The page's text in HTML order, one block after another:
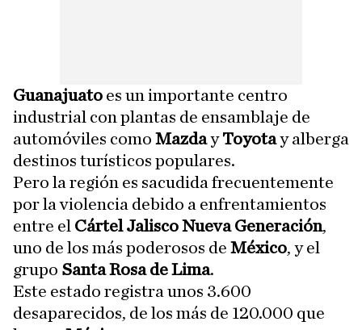
Guanajuato es un importante centro
industrial con plantas de ensamblaje de
automóviles como MazdayToyotay alberga
destinos turísticos populares.
Pero la región es sacudida frecuentemente
por la violencia debido a enfrentamientos
entre el Cártel Jalisco Nueva Generación,
uno de los más poderosos de México, y el
grupo Santa Rosa de Lima.
Este estado registra unos 3.600
desaparecidos, de los más de 120.000 que